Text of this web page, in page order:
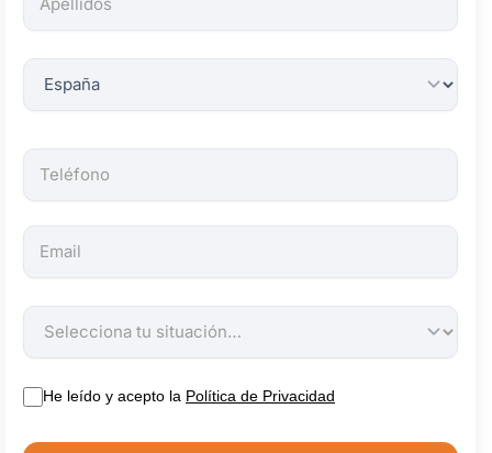
obligatorios.
He leído y acepto la Política de Privacidad